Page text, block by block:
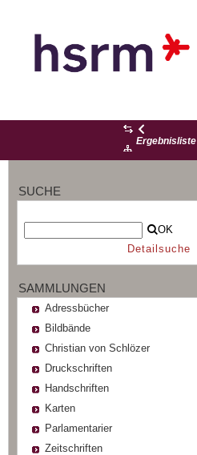
Ergebnisliste
SUCHE
OK
Detailsuche
SAMMLUNGEN
Adressbücher
Bildbände
Christian von Schlözer
Druckschriften
Handschriften
Karten
Parlamentarier
Zeitschriften